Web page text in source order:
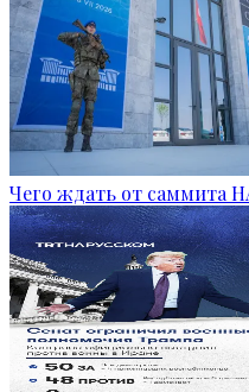
Чего ждать от саммита